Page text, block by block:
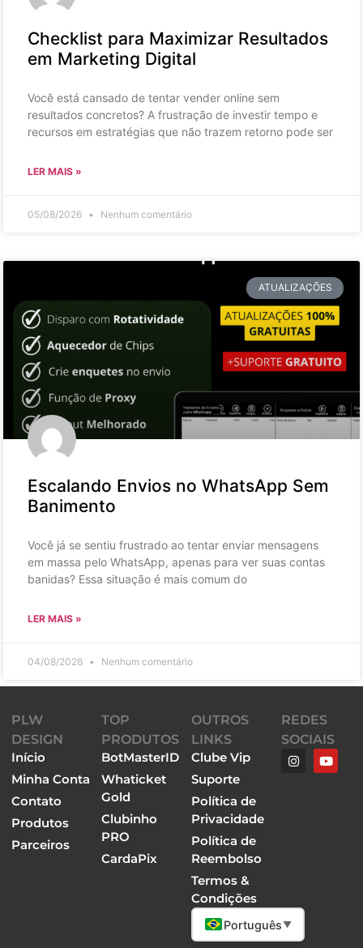
Checklist para Maximizar Resultados
em Marketing Digital
Você está cansado de tentar vender online sem
resultados concretos? A frustração de investir tempo e
recursos em estratégias que não trazem retorno pode ser
LER MAIS »
05/08/2026 Nenhum comentário
ATUALIZAÇÕES
Escalando Envios no WhatsApp Sem
Banimento
Você já se sentiu frustrado ao tentar enviar mensagens
em massa pelo WhatsApp, apenas para ver suas contas
banidas? Essa situação é mais comum do
LER MAIS »
04/08/2026 Nenhum comentário
PLW
DESIGN
Início
Minha Conta
Contato
Produtos
Parceiros
TOP
PRODUTOS
BotMasterID
Whaticket
Gold
Clubinho
PRO
CardaPix
OUTROS
LINKS
Clube Vip
Suporte
Política de
Privacidade
Política de
Reembolso
Termos &
Condições
Português ▼
REDES
SOCIAIS